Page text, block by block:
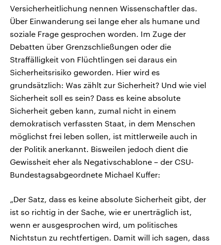
Versicherheitlichung nennen Wissenschaftler das.
Über Einwanderung sei lange eher als humane und
soziale Frage gesprochen worden. Im Zuge der
Debatten über Grenzschließungen oder die
Straffälligkeit von Flüchtlingen sei daraus ein
Sicherheitsrisiko geworden. Hier wird es
grundsätzlich: Was zählt zur Sicherheit? Und wie viel
Sicherheit soll es sein? Dass es keine absolute
Sicherheit geben kann, zumal nicht in einem
demokratisch verfassten Staat, in dem Menschen
möglichst frei leben sollen, ist mittlerweile auch in
der Politik anerkannt. Bisweilen jedoch dient die
Gewissheit eher als Negativschablone – der CSU-
Bundestagsabgeordnete Michael Kuffer:
„Der Satz, dass es keine absolute Sicherheit gibt, der
ist so richtig in der Sache, wie er unerträglich ist,
wenn er ausgesprochen wird, um politisches
Nichtstun zu rechtfertigen. Damit will ich sagen, dass